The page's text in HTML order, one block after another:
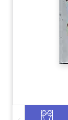
Tankönyv,